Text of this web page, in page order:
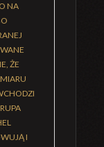
NA
ŻE
I